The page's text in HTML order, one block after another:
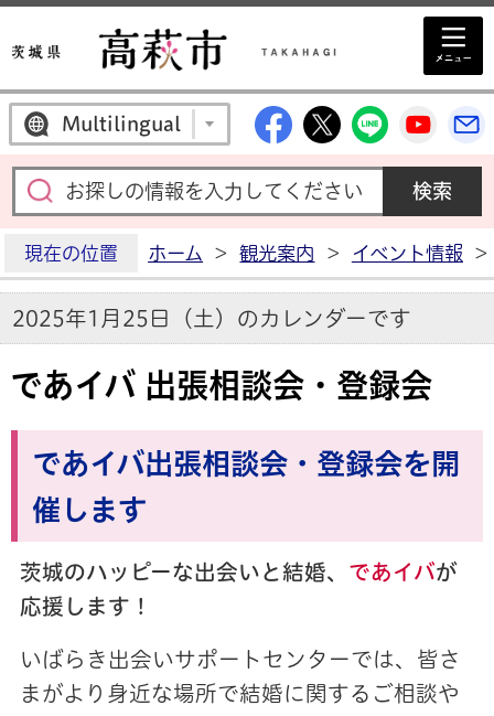
Multilingual 高萩市公式
高萩市公式X
高萩市
高
現在の位置 ホーム > 観光案内 > イベント情報 >
2025年1月25日（土）のカレンダーです
であイバ 出張相談会・登録会
であイバ出張相談会・登録会を開
催します
茨城のハッピーな出会いと結婚、 であイバが
応援します！
いばらき出会いサポートセンターでは、皆さ
まがより身近な場所で結婚に関するご相談や